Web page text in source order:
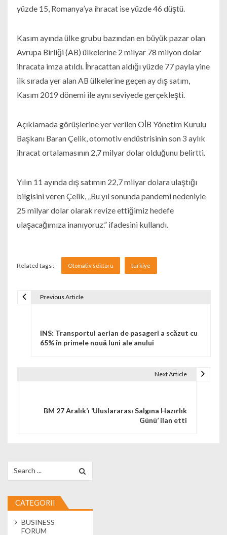
yüzde 15, Romanya’ya ihracat ise yüzde 46 düştü.
Kasım ayında ülke grubu bazından en büyük pazar olan
Avrupa Birliği (AB) ülkelerine 2 milyar 78 milyon dolar
ihracata imza atıldı. İhracattan aldığı yüzde 77 payla yine
ilk sırada yer alan AB ülkelerine geçen ay dış satım,
Kasım 2019 dönemi ile aynı seviyede gerçekleşti.
Açıklamada görüşlerine yer verilen OİB Yönetim Kurulu
Başkanı Baran Çelik, otomotiv endüstrisinin son 3 aylık
ihracat ortalamasının 2,7 milyar dolar olduğunu belirtti.
Yılın 11 ayında dış satımın 22,7 milyar dolara ulaştığı
bilgisini veren Çelik, „Bu yıl sonunda pandemi nedeniyle
25 milyar dolar olarak revize ettiğimiz hedefe
ulaşacağımıza inanıyoruz.” ifadesini kullandı.
Related tags : Otomativ sektörü turkiye
Previous Article
INS: Transportul aerian de pasageri a scăzut cu
65% în primele nouă luni ale anului
Next Article
BM 27 Aralık’ı ‘Uluslararası Salgına Hazırlık
Günü’ ilan etti
CATEGORII
BUSINESS
FORUM